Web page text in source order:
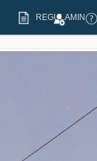
REGULAMIN